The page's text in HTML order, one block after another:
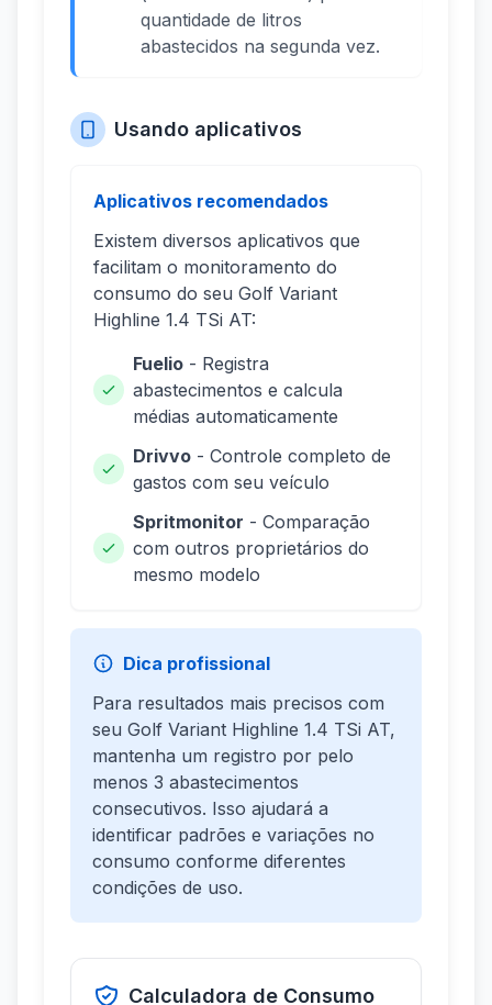
quantidade de litros
abastecidos na segunda vez.
Usando aplicativos
Aplicativos recomendados
Existem diversos aplicativos que
facilitam o monitoramento do
consumo do seu Golf Variant
Highline 1.4 TSi AT:
Fuelio - Registra
abastecimentos e calcula
médias automaticamente
Drivvo - Controle completo de
gastos com seu veículo
Spritmonitor - Comparação
com outros proprietários do
mesmo modelo
Dica profissional
Para resultados mais precisos com
seu Golf Variant Highline 1.4 TSi AT,
mantenha um registro por pelo
menos 3 abastecimentos
consecutivos. Isso ajudará a
identificar padrões e variações no
consumo conforme diferentes
condições de uso.
Calculadora de Consumo